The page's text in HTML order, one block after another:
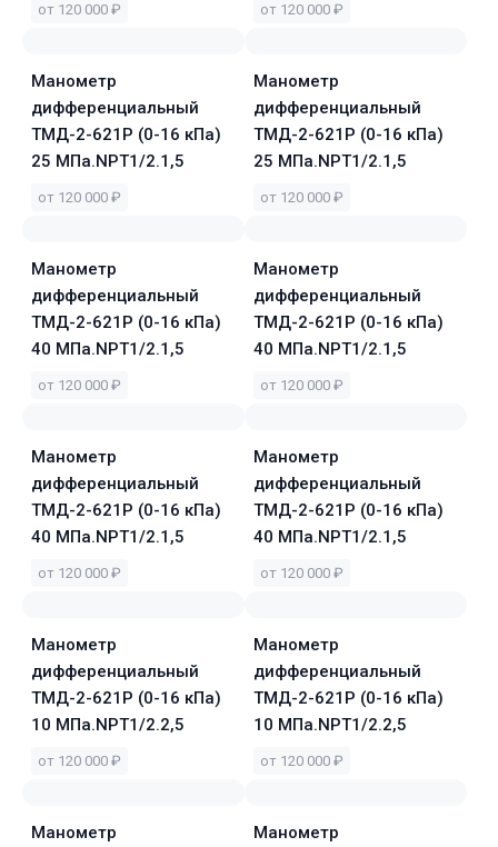
от 120 000 ₽ от 120 000 ₽
Манометр
дифференциальный
ТМД-2-621Р (0-16 кПа)
25 МПа.NPT1/2.1,5
от 120 000 ₽
Манометр
дифференциальный
ТМД-2-621Р (0-16 кПа)
25 МПа.NPT1/2.1,5
от 120 000 ₽
Манометр
дифференциальный
ТМД-2-621Р (0-16 кПа)
40 МПа.NPT1/2.1,5
от 120 000 ₽
Манометр
дифференциальный
ТМД-2-621Р (0-16 кПа)
40 МПа.NPT1/2.1,5
от 120 000 ₽
Манометр
дифференциальный
ТМД-2-621Р (0-16 кПа)
40 МПа.NPT1/2.1,5
от 120 000 ₽
Манометр
дифференциальный
ТМД-2-621Р (0-16 кПа)
40 МПа.NPT1/2.1,5
от 120 000 ₽
Манометр
дифференциальный
ТМД-2-621Р (0-16 кПа)
10 МПа.NPT1/2.2,5
от 120 000 ₽
Манометр
дифференциальный
ТМД-2-621Р (0-16 кПа)
10 МПа.NPT1/2.2,5
от 120 000 ₽
Манометр Манометр